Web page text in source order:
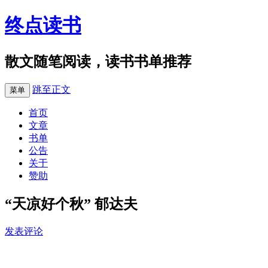
终点读书
散文随笔阅读，读书书单推荐
菜单 跳至正文
首页
文章
书单
公告
关于
赞助
“天凉好个秋” 郁达夫
发表评论